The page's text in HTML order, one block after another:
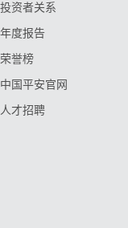
投资者关系
年度报告
荣誉榜
中国平安官网
人才招聘